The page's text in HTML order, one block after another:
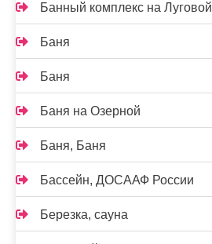
Банный комплекс на Луговой
Баня
Баня
Баня на Озерной
Баня, Баня
Бассейн, ДОСААФ России
Березка, сауна